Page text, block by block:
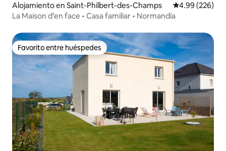
Alojamiento en Saint-Philbert-des-Champs Calificación
4.99 (226)
La Maison d’en face • Casa familiar • Normandía
Favorito entre huéspedes
Favorito entre huéspedes